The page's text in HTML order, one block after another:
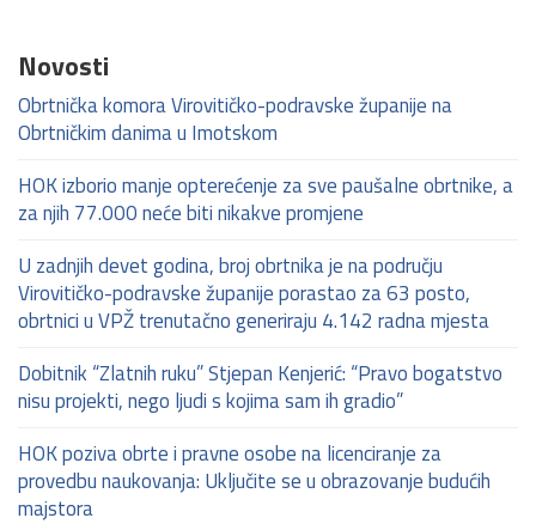
Novosti
Obrtnička komora Virovitičko-podravske županije na
Obrtničkim danima u Imotskom
HOK izborio manje opterećenje za sve paušalne obrtnike, a
za njih 77.000 neće biti nikakve promjene
U zadnjih devet godina, broj obrtnika je na području
Virovitičko-podravske županije porastao za 63 posto,
obrtnici u VPŽ trenutačno generiraju 4.142 radna mjesta
Dobitnik “Zlatnih ruku” Stjepan Kenjerić: “Pravo bogatstvo
nisu projekti, nego ljudi s kojima sam ih gradio”
HOK poziva obrte i pravne osobe na licenciranje za
provedbu naukovanja: Uključite se u obrazovanje budućih
majstora